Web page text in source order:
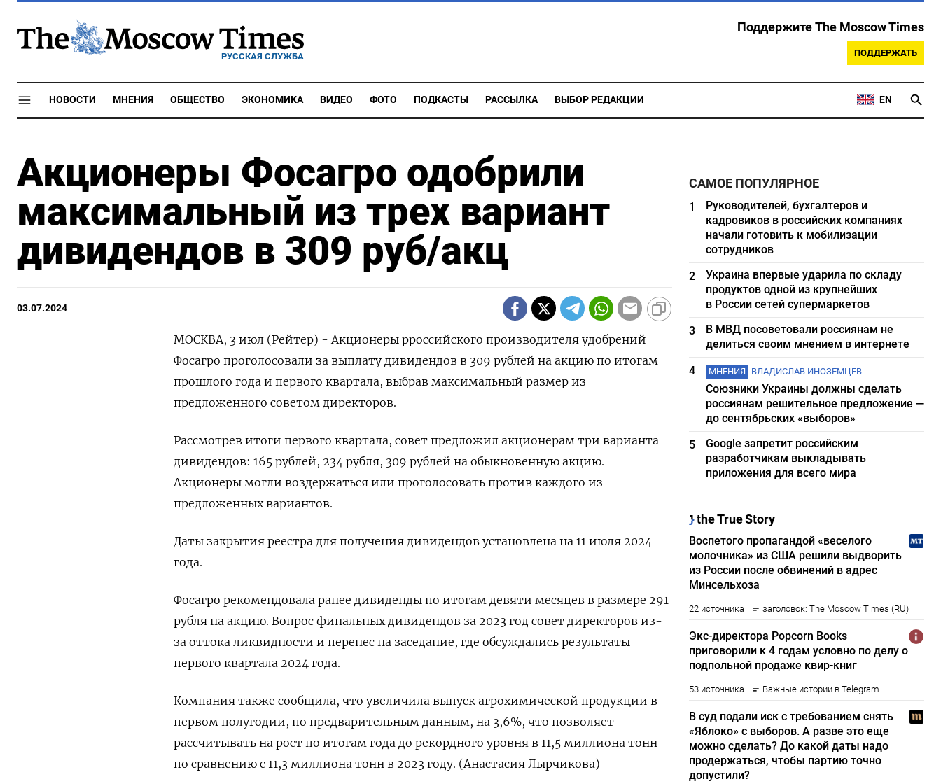
РУССКАЯ СЛУЖБА
Поддержите The Moscow Times
ПОДДЕРЖАТЬ
НОВОСТИ МНЕНИЯ ОБЩЕСТВО ЭКОНОМИКА ВИДЕО ФОТО ПОДКАСТЫ РАССЫЛКА ВЫБОР РЕДАКЦИИ EN
Акционеры Фосагро одобрили
максимальный из трех вариант
дивидендов в 309 руб/акц
03.07.2024
МОСКВА, 3 июл (Рейтер) - Акционеры рроссийского производителя удобрений
Фосагро проголосовали за выплату дивидендов в 309 рублей на акцию по итогам
прошлого года и первого квартала, выбрав максимальный размер из
предложенного советом директоров.
Рассмотрев итоги первого квартала, совет предложил акционерам три варианта
дивидендов: 165 рублей, 234 рубля, 309 рублей на обыкновенную акцию.
Акционеры могли воздержаться или проголосовать против каждого из
предложенных вариантов.
Даты закрытия реестра для получения дивидендов установлена на 11 июля 2024
года.
Фосагро рекомендовала ранее дивиденды по итогам девяти месяцев в размере 291
рубля на акцию. Вопрос финальных дивидендов за 2023 год совет директоров из-
за оттока ликвидности и перенес на заседание, где обсуждались результаты
первого квартала 2024 года.
Компания также сообщила, что увеличила выпуск агрохимической продукции в
первом полугодии, по предварительным данным, на 3,6%, что позволяет
рассчитывать на рост по итогам года до рекордного уровня в 11,5 миллиона тонн
по сравнению с 11,3 миллиона тонн в 2023 году. (Анастасия Лырчикова)
САМОЕ ПОПУЛЯРНОЕ
1
Руководителей, бухгалтеров и
кадровиков в российских компаниях
начали готовить к мобилизации
сотрудников
2
Украина впервые ударила по складу
продуктов одной из крупнейших
в России сетей супермаркетов
3
В МВД посоветовали россиянам не
делиться своим мнением в интернете
4
МНЕНИЯ ВЛАДИСЛАВ ИНОЗЕМЦЕВ
Союзники Украины должны сделать
россиянам решительное предложение —
до сентябрьских «выборов»
5
Google запретит российским
разработчикам выкладывать
приложения для всего мира